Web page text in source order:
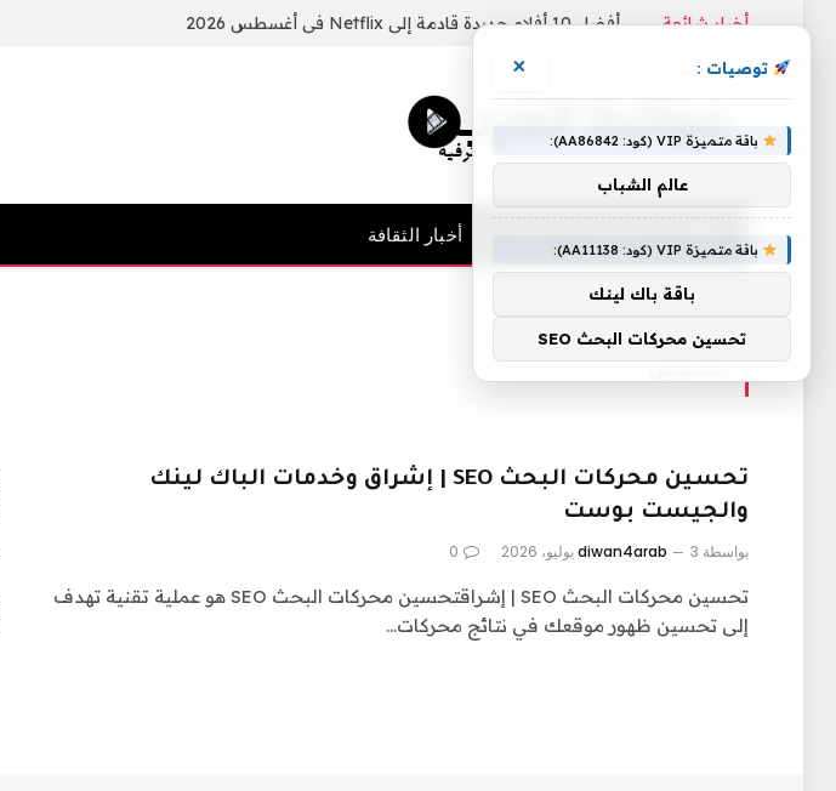
أخبار شائعة أفضل 10 أفلام جديدة قادمة إلى Netflix في أغسطس 2026
أخبار الثقافة
»تحسين
تحسين محركات البحث SEO | إشراق وخدمات الباك لينك
والجيست بوست
بواسطة diwan4arab 3 يوليو، 2026 0
تحسين محركات البحث SEO | إشراقتحسين محركات البحث SEO هو عملية تقنية تهدف
إلى تحسين ظهور موقعك في نتائج محركات…
توصيات : ×
باقة متميزة VIP (كود: AA86842):
عالم الشباب
باقة متميزة VIP (كود: AA11138):
باقة باك لينك
تحسين محركات البحث SEO